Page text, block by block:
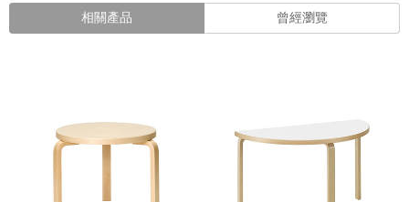
相關產品 曾經瀏覽